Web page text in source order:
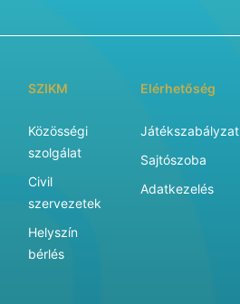
SZIKM
Közösségi
szolgálat
Civil
szervezetek
Helyszín
bérlés
Elérhetőség
Játékszabályzat
Sajtószoba
Adatkezelés